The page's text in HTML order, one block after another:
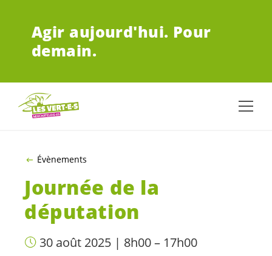
Agir aujourd'hui. Pour
demain.
Évènements
Journée de la
députation
30 août 2025 | 8h00 – 17h00